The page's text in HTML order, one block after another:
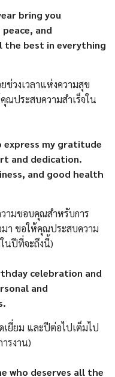
bring you
and
the best in everything
วงเวลาแห่งความสุข
ณประสบความสำเร็จใน
express my gratitude
and dedication.
and good health
ามขอบคุณสำหรับการ
า ขอให้คุณประสบความ
นปีที่จะถึงนี้)
celebration and
and
ยี่ยม และปีต่อไปเต็มไป
รงาน)
who deserves all the